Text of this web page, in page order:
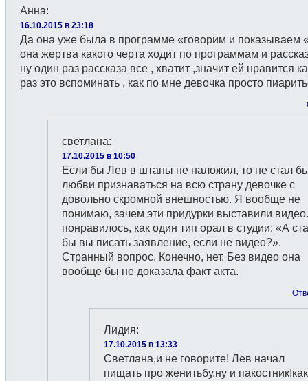
Анна:
16.10.2015 в 23:18
Да она уже была в программе «говорим и показываем
она жертва какого черта ходит по программам и
ну один раз рассказа все , хватит ,значит ей нравится
раз это вспоминать , как по мне девочка просто
светлана:
17.10.2015 в 10:50
Если бы Лев в штаны не наложил, то не стал
любви признаваться на всю страну девочке с
довольно скромной внешностью. Я вообще не
понимаю, зачем эти придурки выставили
понравилось, как один тип орал в студии: «А
бы вы писать заявление, если не видео?».
Странный вопрос. Конечно, нет. Без видео она
вообще бы не доказала факт акта.
Лидия:
17.10.2015 в 13:33
Светлана,и не говорите! Лев начал
пищать про женитьбу,ну и пакостник!как